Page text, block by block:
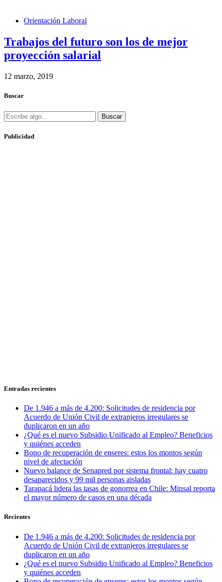
Orientación Laboral
Trabajos del futuro son los de mejor
proyección salarial
12 marzo, 2019
Buscar
Buscar
Publicidad
Entradas recientes
De 1.946 a más de 4.200: Solicitudes de residencia por
Acuerdo de Unión Civil de extranjeros irregulares se
duplicaron en un año
¿Qué es el nuevo Subsidio Unificado al Empleo? Beneficios
y quiénes acceden
Bono de recuperación de enseres: estos los montos según
nivel de afectación
Nuevo balance de Senapred por sistema frontal: hay cuatro
desaparecidos y 99 mil personas aisladas
Tarapacá lidera las tasas de gonorrea en Chile: Minsal reporta
el mayor número de casos en una década
Recientes
De 1.946 a más de 4.200: Solicitudes de residencia por
Acuerdo de Unión Civil de extranjeros irregulares se
duplicaron en un año
¿Qué es el nuevo Subsidio Unificado al Empleo? Beneficios
y quiénes acceden